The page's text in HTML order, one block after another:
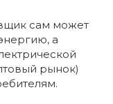
сам может
а
рынок)